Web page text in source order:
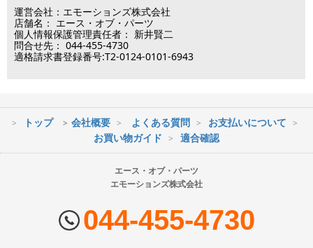
※最短到着をご希望の場合、時間指定不可の地域があります。
※配送業者の状況により荷物に遅延が生じる場合もございますので
ヤマト運輸・佐川急便・日本郵便・西濃運輸を使用しております。
配送会社はお選びいただけません。
営業時間：09:30～17:30
（電話対応休止時間：12:00～13:00）
土日祝日は出荷業務のみ行います。
土日祝日は電話・メールのお問い合わせ返信は
運営会社：エモーションズ株式会社
店舗名： エース・オブ・パーツ
個人情報保護管理責任者： 新井賢二
問合せ先： 044-455-4730
適格請求書登録番号:T2-0124-0101-6943
トップ 会社概要 よくある質問
お支払いについて
お買い物ガイド
適合確認
エース・オブ・パーツ
エモーションズ株式会社
044-455-4730